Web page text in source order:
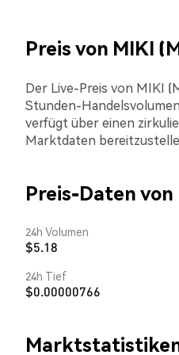
Preis von MIKI
Der Live-Preis von MIKI
Stunden-
verfügt über einen
Marktdaten
Preis-Daten von
24h Volumen
$5.18
24h Tief
$0.00000766